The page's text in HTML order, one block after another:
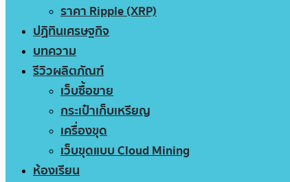
ราคา Ripple (XRP)
ปฏิทินเศรษฐกิจ
บทความ
รีวิวผลิตภัณฑ์
เว็บซื้อขาย
กระเป๋าเก็บเหรียญ
เครื่องขุด
เว็บขุดแบบ Cloud Mining
ห้องเรียน